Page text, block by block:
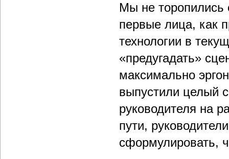
Мы не торопились
первые лица, как
технологии в
«предугадать»
максимально
выпустили целый
руководителя на
пути,
сформулировать,